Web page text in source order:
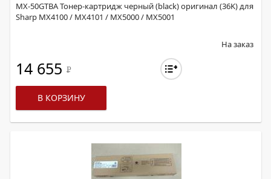
MX-50GTBA Тонер-картридж черный (black) оригинал (36K) для
Sharp MX4100 / MX4101 / MX5000 / MX5001
На заказ
14 655 Р
В КОРЗИНУ